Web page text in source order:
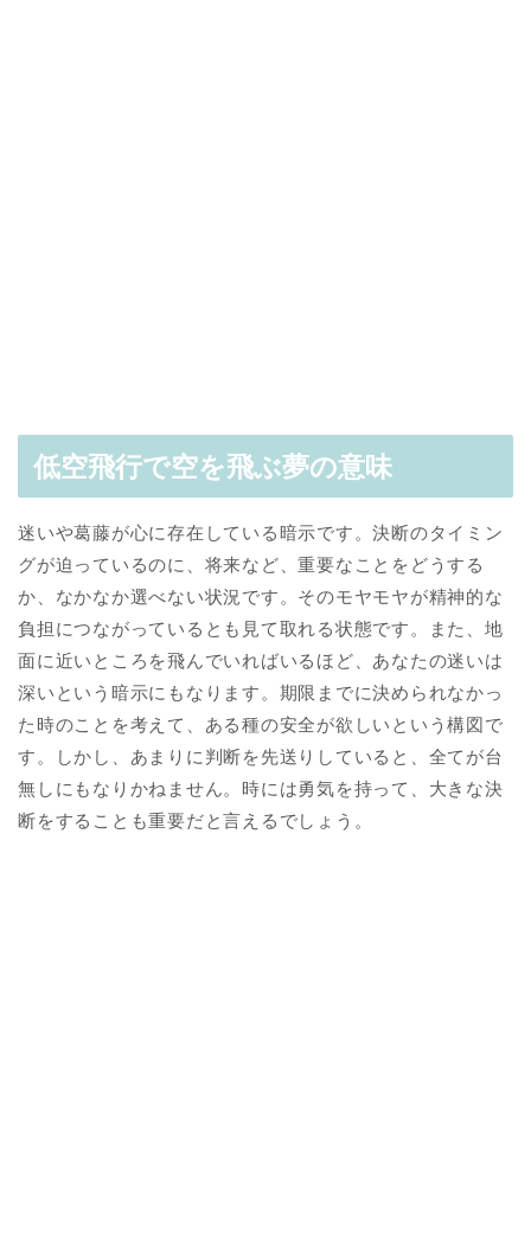
低空飛行で空を飛ぶ夢の意味
迷いや葛藤が心に存在している暗示です。決断のタイミン
グが迫っているのに、将来など、重要なことをどうする
か、なかなか選べない状況です。そのモヤモヤが精神的な
負担につながっているとも見て取れる状態です。また、地
面に近いところを飛んでいればいるほど、あなたの迷いは
深いという暗示にもなります。期限までに決められなかっ
た時のことを考えて、ある種の安全が欲しいという構図で
す。しかし、あまりに判断を先送りしていると、全てが台
無しにもなりかねません。時には勇気を持って、大きな決
断をすることも重要だと言えるでしょう。